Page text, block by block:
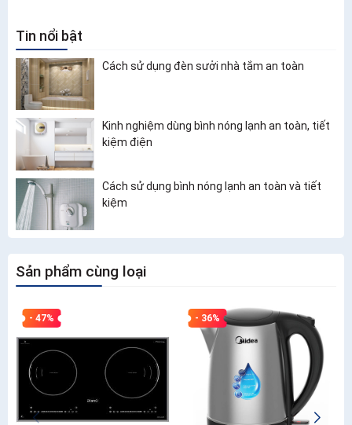
Tin nổi bật
Cách sử dụng đèn sưởi nhà tắm an toàn
Kinh nghiệm dùng bình nóng lạnh an toàn, tiết
kiệm điện
Cách sử dụng bình nóng lạnh an toàn và tiết
kiệm
Sản phẩm cùng loại
- 47% - 36%